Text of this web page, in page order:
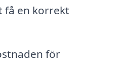
få en korrekt
för